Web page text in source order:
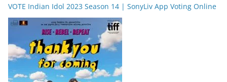
VOTE Indian Idol 2023 Season 14 | SonyLiv App Voting Online